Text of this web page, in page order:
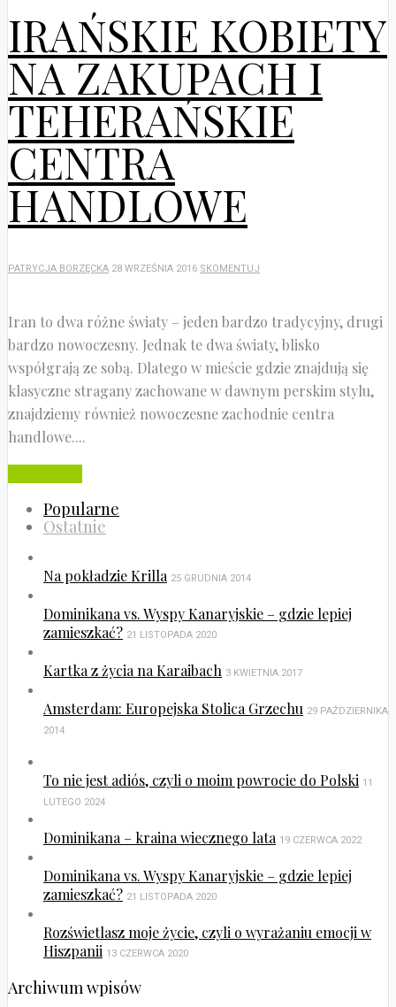
IRAŃSKIE KOBIETY
NA ZAKUPACH I
TEHERAŃSKIE
CENTRA
HANDLOWE
PATRYCJA BORZĘCKA 28 WRZEŚNIA 2016 SKOMENTUJ
Iran to dwa różne światy – jeden bardzo tradycyjny, drugi
bardzo nowoczesny. Jednak te dwa światy, blisko
współgrają ze sobą. Dlatego w mieście gdzie znajdują się
klasyczne stragany zachowane w dawnym perskim stylu,
znajdziemy również nowoczesne zachodnie centra
handlowe....
Popularne
Ostatnie
Na pokładzie Krilla 25 GRUDNIA 2014
Dominikana vs. Wyspy Kanaryjskie – gdzie lepiej
zamieszkać? 21 LISTOPADA 2020
Kartka z życia na Karaibach 3 KWIETNIA 2017
Amsterdam: Europejska Stolica Grzechu 29 PAŹDZIERNIKA
2014
To nie jest adiós, czyli o moim powrocie do Polski 11
LUTEGO 2024
Dominikana – kraina wiecznego lata 19 CZERWCA 2022
Dominikana vs. Wyspy Kanaryjskie – gdzie lepiej
zamieszkać? 21 LISTOPADA 2020
Rozświetlasz moje życie, czyli o wyrażaniu emocji w
Hiszpanii 13 CZERWCA 2020
Archiwum wpisów